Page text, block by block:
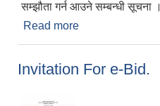
सम्झौता गर्न आउने सम्बन्धी सूचना ।
Read more
Invitation For e-Bid.